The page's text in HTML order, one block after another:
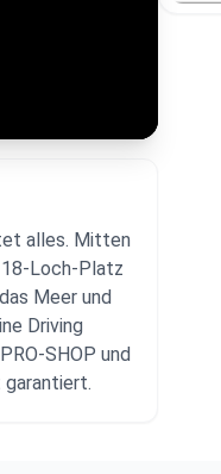
alles. Mitten
18-Loch-Platz
Meer und
Driving
SHOP und
garantiert.